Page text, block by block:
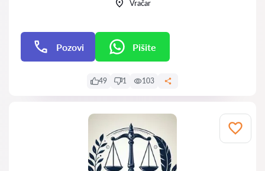
Vračar
Pozovi Pišite
49 1 103